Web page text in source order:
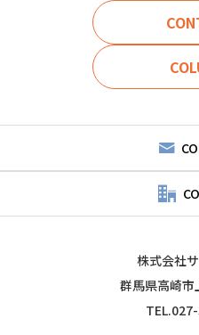
株式会社
群馬県高崎